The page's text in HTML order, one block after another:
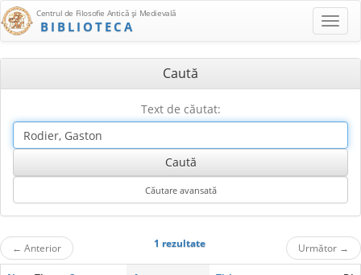
Centrul de Filosofie Antică şi Medievală
BIBLIOTECA
Caută
Text de căutat:
← Anterior 1 rezultate Următor →